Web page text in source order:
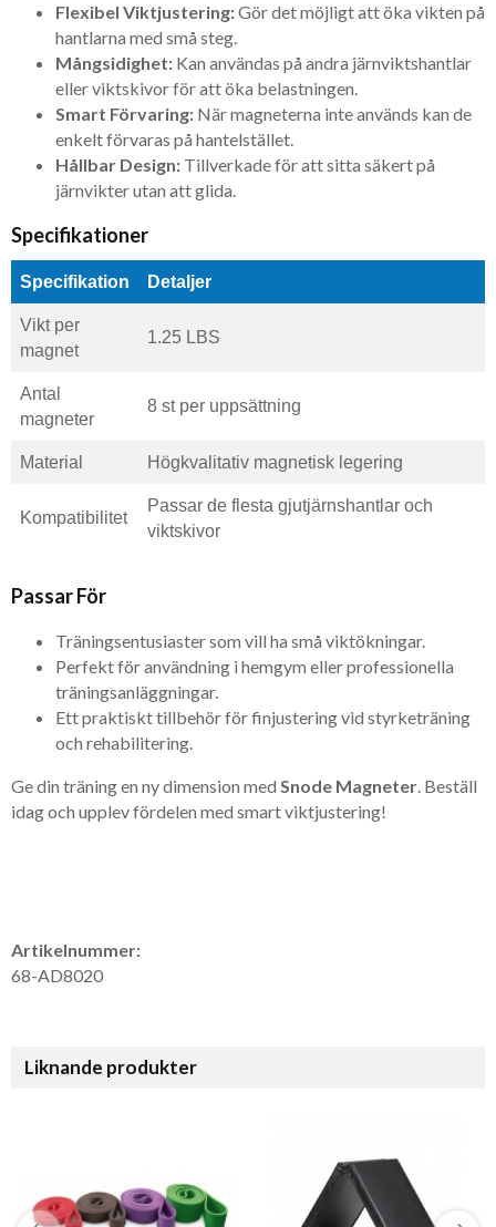
Flexibel Viktjustering:Gör det möjligt att öka vikten på
hantlarna med små steg.
Mångsidighet: Kan användas på andra järnviktshantlar
eller viktskivor för att öka belastningen.
Smart Förvaring: När magneterna inte används kan de
enkelt förvaras på hantelstället.
Hållbar Design: Tillverkade för att sitta säkert på
järnvikter utan att glida.
Specifikationer
Specifikation Detaljer
Vikt per
magnet
1.25 LBS
Antal
magneter
8 st per uppsättning
Material Högkvalitativ magnetisk legering
Kompatibilitet
Passar de flesta gjutjärnshantlar och
viktskivor
Passar För
Träningsentusiaster som vill ha små viktökningar.
Perfekt för användning i hemgym eller professionella
träningsanläggningar.
Ett praktiskt tillbehör för finjustering vid styrketräning
och rehabilitering.
Ge din träning en ny dimension med Snode Magneter. Beställ
idag och upplev fördelen med smart viktjustering!
Artikelnummer:
68-AD8020
Liknande produkter